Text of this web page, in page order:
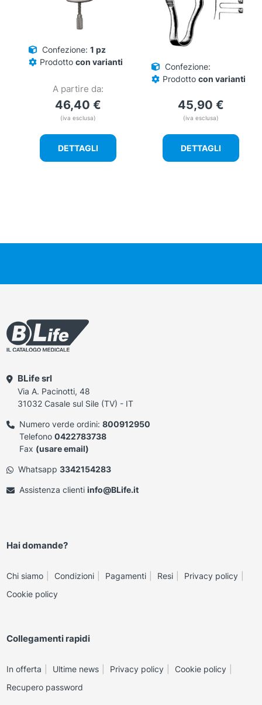
Confezione: 1 pz
Prodotto con varianti
A partire da:
46,40 €
(iva esclusa)
DETTAGLI
Confezione:
Prodotto con varianti
45,90 €
(iva esclusa)
DETTAGLI
BLife srl
Via A. Pacinotti, 48
31032 Casale sul Sile (TV) - IT
Numero verde ordini: 800912950
Telefono 0422783738
Fax (usare email)
Whatsapp 3342154283
Assistenza clienti info@BLife.it
Hai domande?
Chi siamo Condizioni Pagamenti Resi
Privacy policy
Cookie policy
Collegamenti rapidi
In offerta Ultime news Privacy policy
Cookie policy
Recupero password